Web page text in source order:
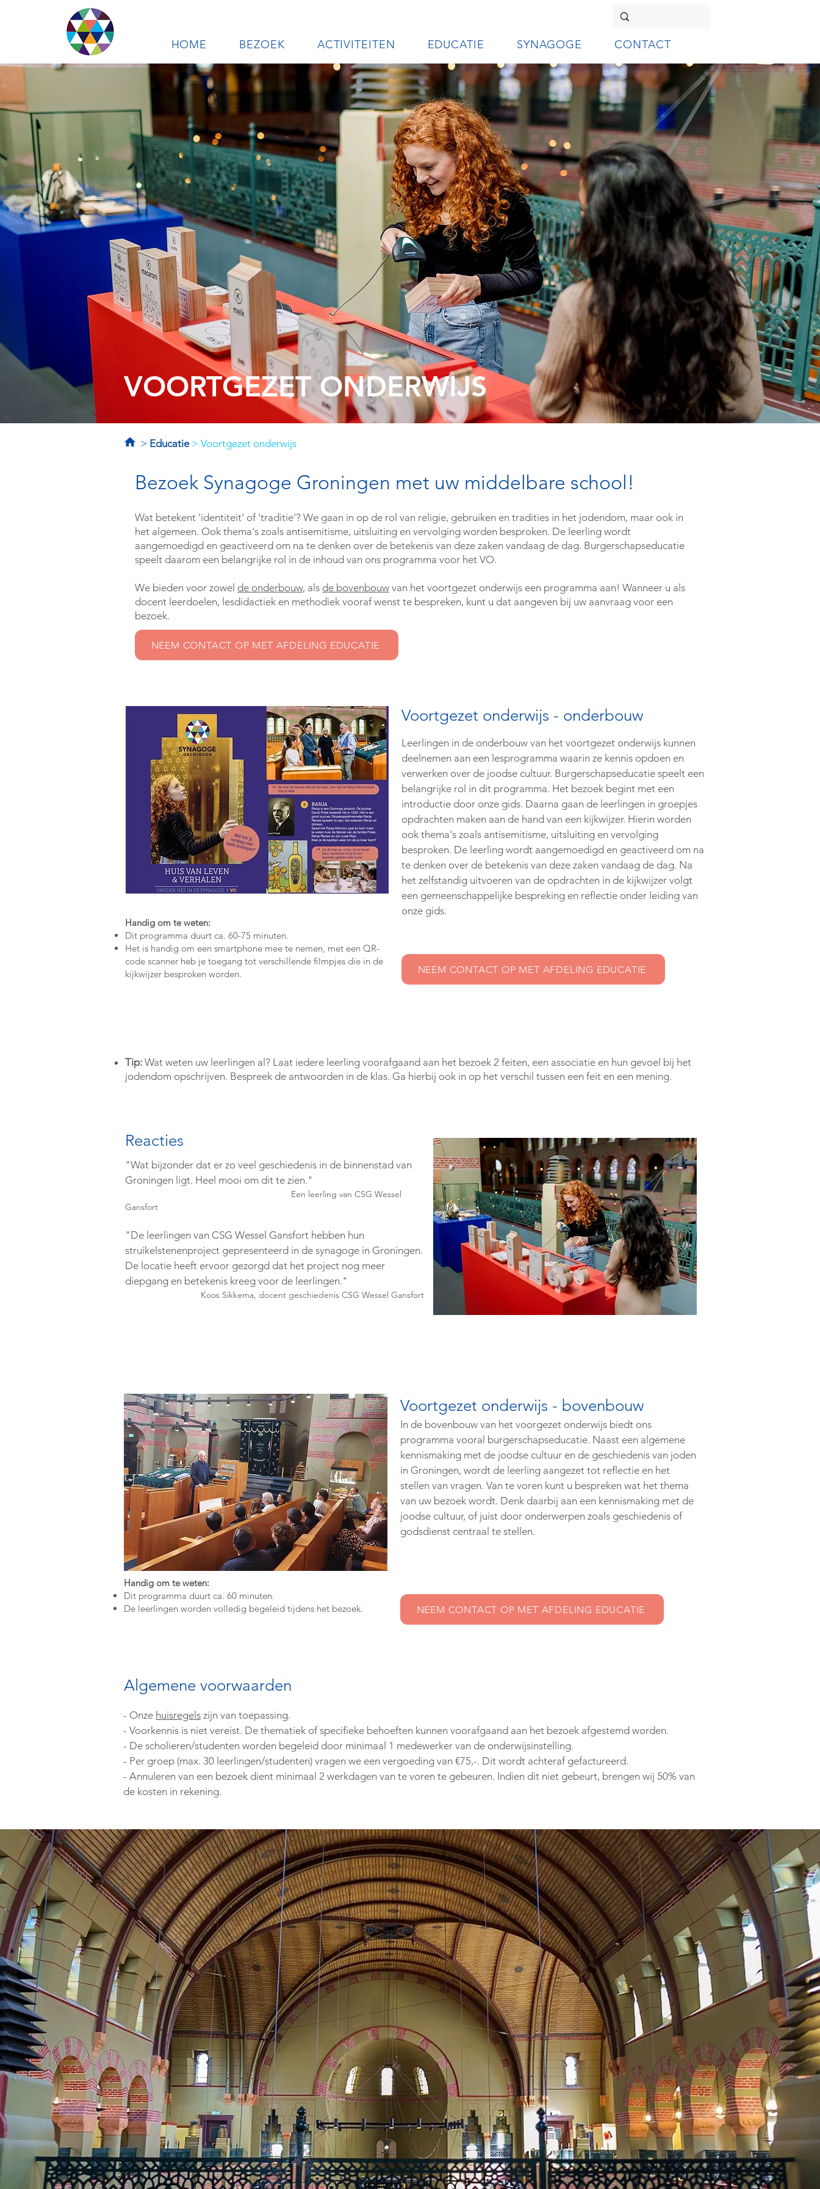
HOME BEZOEK ACTIVITEITEN EDUCATIE SYNAGOGE CONTACT
VOORTGEZET ONDERWIJS
> Educatie > Voortgezet onderwijs
Bezoek Synagoge Groningen met uw middelbare school!
Wat betekent 'identiteit' of 'traditie'? We gaan in op de rol van religie, gebruiken en tradities in het jodendom, maar ook in
het algemeen. Ook thema's zoals antisemitisme, uitsluiting en vervolging worden besproken. De leerling wordt
aangemoedigd en geactiveerd om na te denken over de betekenis van deze zaken vandaag de dag. Burgerschapseducatie
speelt daarom een belangrijke rol in de inhoud van ons programma voor het VO.
We bieden voor zowel de onderbouw, als de bovenbouw van het voortgezet onderwijs een programma aan! Wanneer u als
docent leerdoelen, lesdidactiek en methodiek vooraf wenst te bespreken, kunt u dat aangeven bij uw aanvraag voor een
bezoek.
NEEM CONTACT OP MET AFDELING EDUCATIE
Handig om te weten:
Dit programma duurt ca. 60-75 minuten.
Het is handig om een smartphone mee te nemen, met een QR-
code scanner heb je toegang tot verschillende filmpjes die in de
kijkwijzer besproken worden.
Voortgezet onderwijs - onderbouw
Leerlingen in de onderbouw van het voortgezet onderwijs kunnen
deelnemen aan een lesprogramma waarin ze kennis opdoen en
verwerken over de joodse cultuur. Burgerschapseducatie speelt een
belangrijke rol in dit programma. Het bezoek begint met een
introductie door onze gids. Daarna gaan de leerlingen in groepjes
opdrachten maken aan de hand van een kijkwijzer. Hierin worden
ook thema's zoals antisemitisme, uitsluiting en vervolging
besproken. De leerling wordt aangemoedigd en geactiveerd om na
te denken over de betekenis van deze zaken vandaag de dag. Na
het zelfstandig uitvoeren van de opdrachten in de kijkwijzer volgt
een gemeenschappelijke bespreking en reflectie onder leiding van
onze gids.
NEEM CONTACT OP MET AFDELING EDUCATIE
Tip: Wat weten uw leerlingen al? Laat iedere leerling voorafgaand aan het bezoek 2 feiten, een associatie en hun gevoel bij het
jodendom opschrijven. Bespreek de antwoorden in de klas. Ga hierbij ook in op het verschil tussen een feit en een mening.
Reacties
"Wat bijzonder dat er zo veel geschiedenis in de binnenstad van
Groningen ligt. Heel mooi om dit te zien."
Een leerling van CSG Wessel
Gansfort
"De leerlingen van CSG Wessel Gansfort hebben hun
struikelstenenproject gepresenteerd in de synagoge in Groningen.
De locatie heeft ervoor gezorgd dat het project nog meer
diepgang en betekenis kreeg voor de leerlingen."
Koos Sikkema, docent geschiedenis CSG Wessel Gansfort
Voortgezet onderwijs - bovenbouw
In de bovenbouw van het voorgezet onderwijs biedt ons
programma vooral burgerschapseducatie. Naast een algemene
kennismaking met de joodse cultuur en de geschiedenis van joden
in Groningen, wordt de leerling aangezet tot reflectie en het
stellen van vragen. Van te voren kunt u bespreken wat het thema
van uw bezoek wordt. Denk daarbij aan een kennismaking met de
joodse cultuur, of juist door onderwerpen zoals geschiedenis of
godsdienst centraal te stellen.
Handig om te weten:
Dit programma duurt ca. 60 minuten.
De leerlingen worden volledig begeleid tijdens het bezoek.
NEEM CONTACT OP MET AFDELING EDUCATIE
Algemene voorwaarden
- Onze huisregels zijn van toepassing.
- Voorkennis is niet vereist. De thematiek of specifieke behoeften kunnen voorafgaand aan het bezoek afgestemd worden.
- De scholieren/studenten worden begeleid door minimaal 1 medewerker van de onderwijsinstelling.
- Per groep (max. 30 leerlingen/studenten) vragen we een vergoeding van €75,-. Dit wordt achteraf gefactureerd.
- Annuleren van een bezoek dient minimaal 2 werkdagen van te voren te gebeuren. Indien dit niet gebeurt, brengen wij 50% van
de kosten in rekening.